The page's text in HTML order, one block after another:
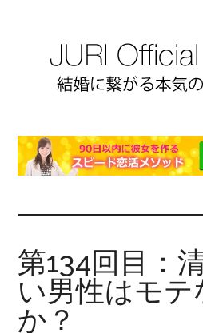
第134回目：
い男性はモテ
か？